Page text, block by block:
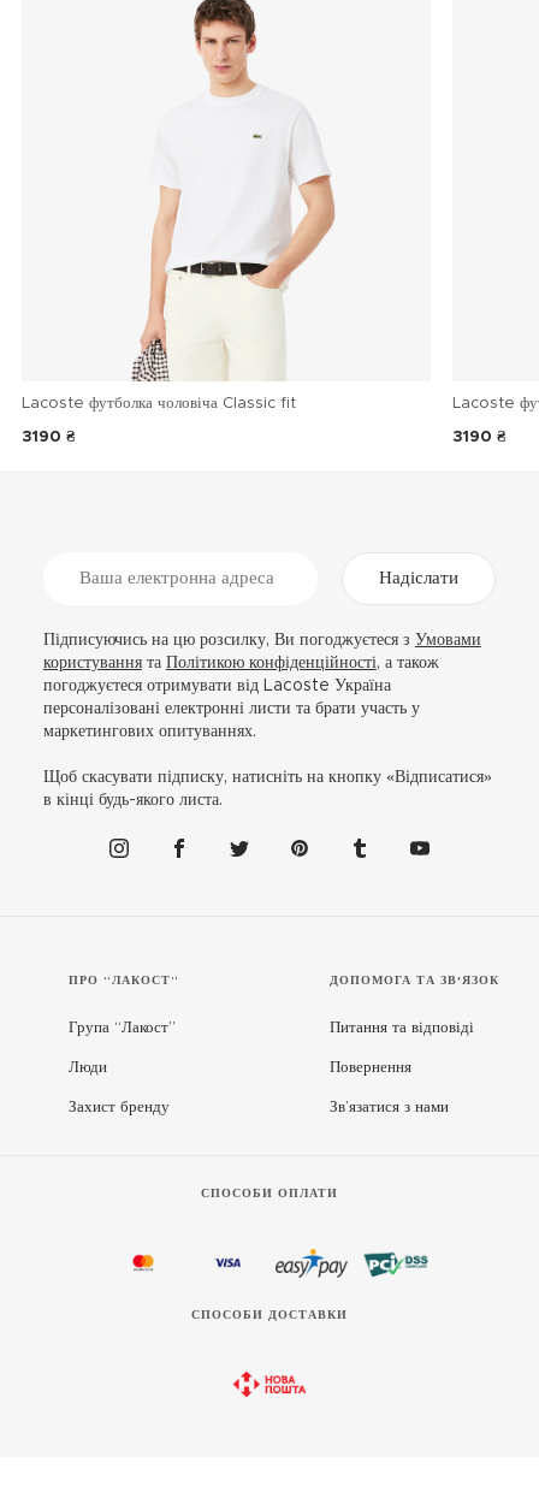
Lacoste футболка чоловіча Classic fit
3190 ₴
Lacoste
3190 ₴
Надіслати
Підписуючись на цю розсилку, Ви погоджуєтеся з Умовами
користуваннята Політикою конфіденційності, а також
погоджуєтеся отримувати від Lacoste Україна
персоналізовані електронні листи та брати участь у
маркетингових опитуваннях.
Щоб скасувати підписку, натисніть на кнопку «Відписатися»
в кінці будь-якого листа.
ПРО “ЛАКОСТ”
Група “Лакост”
Люди
Захист бренду
ДОПОМОГА ТА ЗВ'ЯЗОК
Питання та відповіді
Повернення
Зв’язатися з нами
СПОСОБИ ОПЛАТИ
СПОСОБИ ДОСТАВКИ